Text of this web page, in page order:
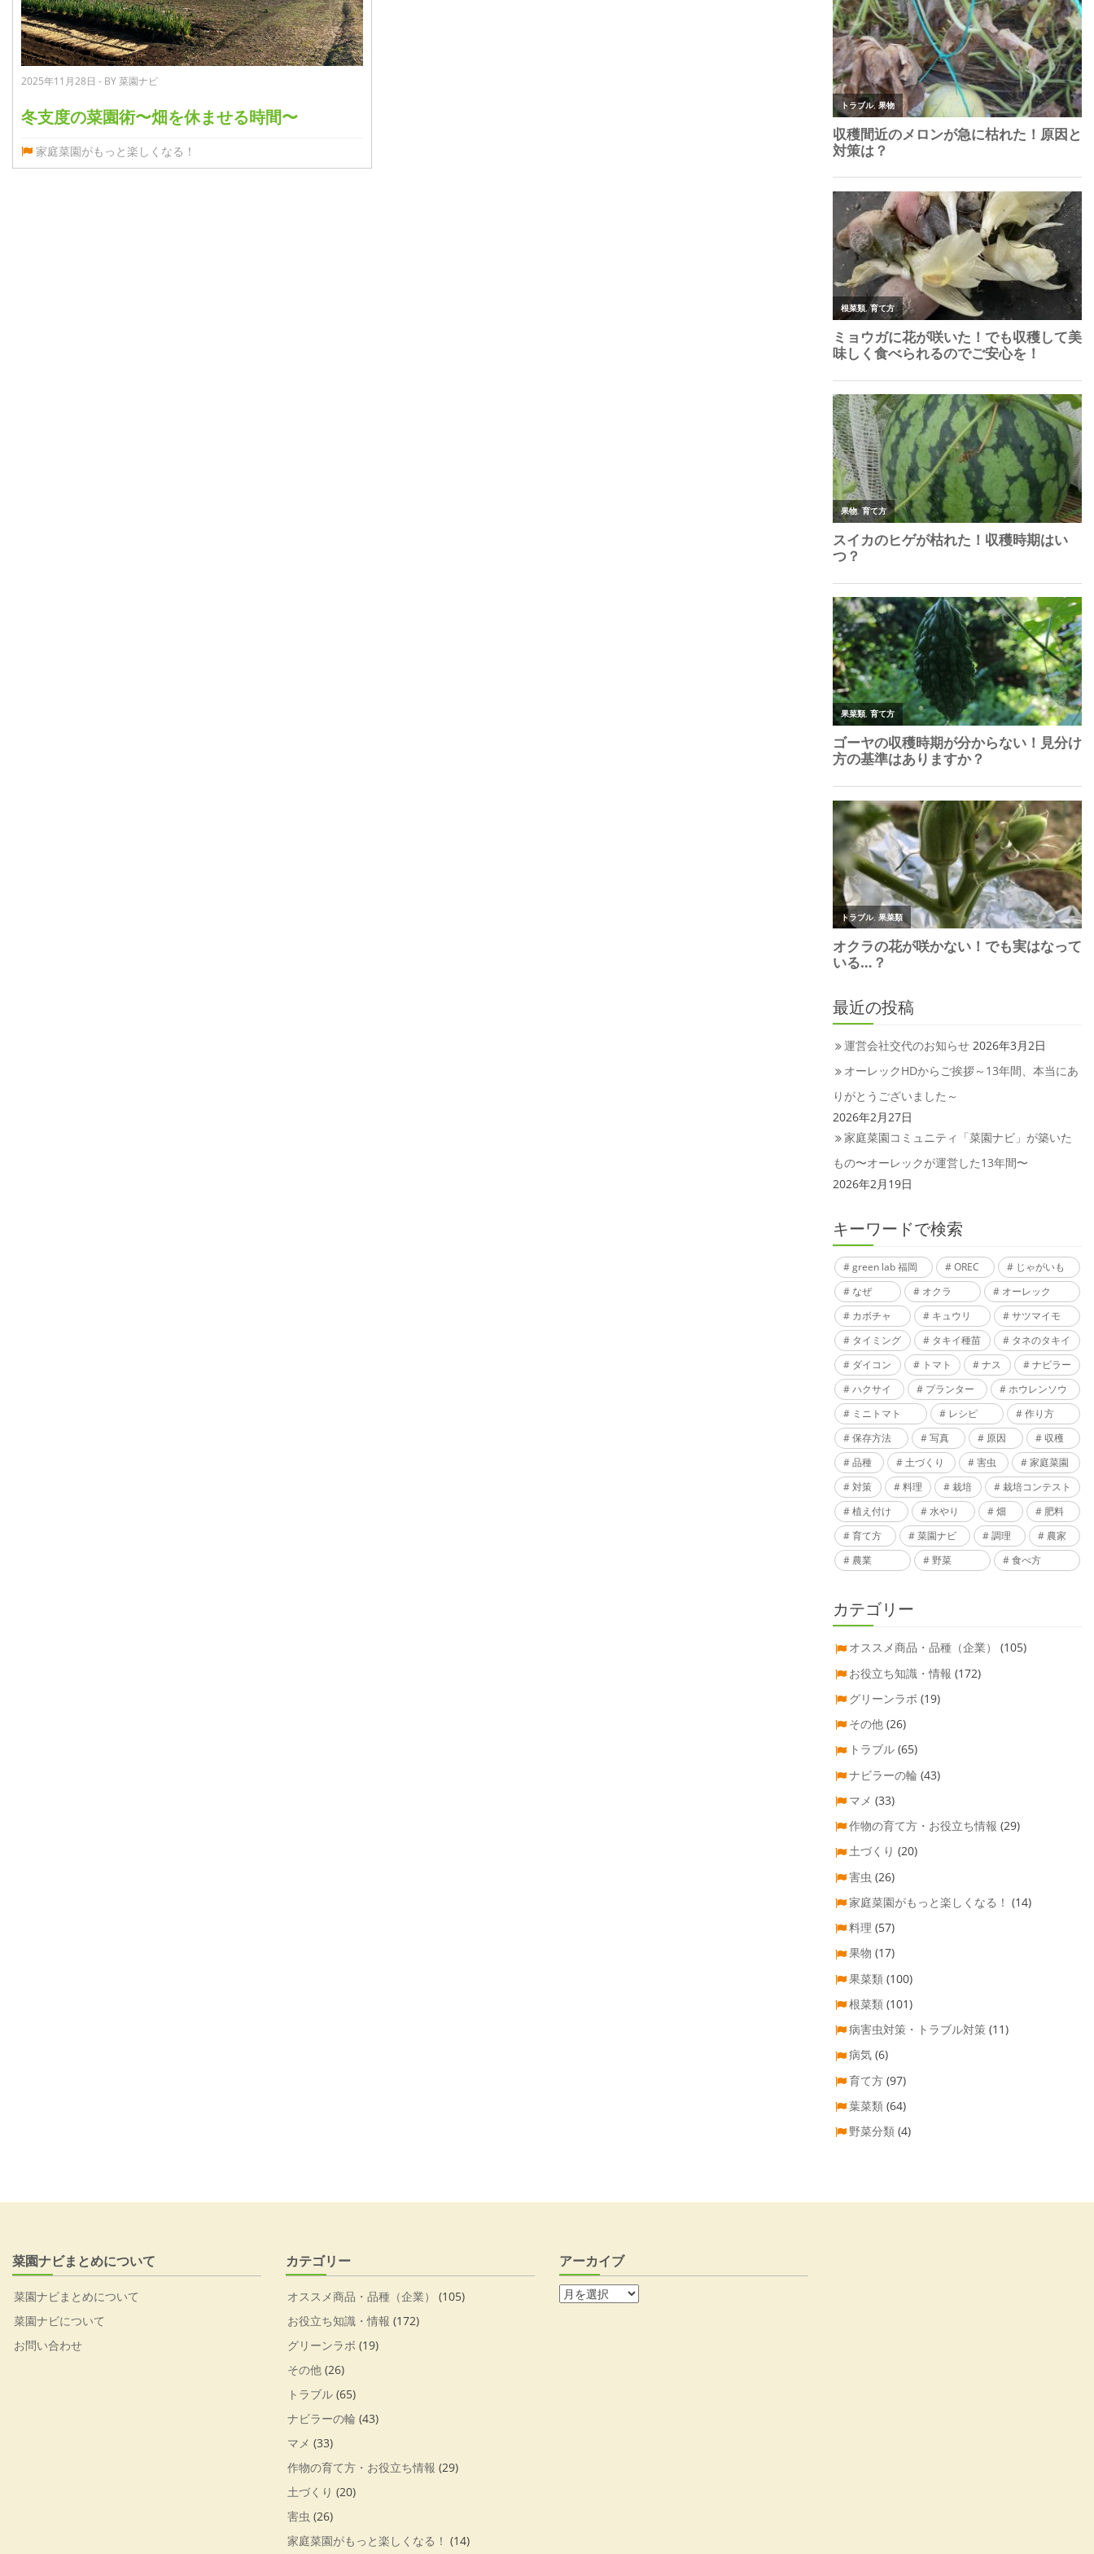
2025年11月28日 - BY 菜園ナビ
冬支度の菜園術〜畑を休ませる時間〜
家庭菜園がもっと楽しくなる！
最近の投稿
運営会社交代のお知らせ 2026年3月2日
オーレックHDからご挨拶～13年間、本当にあ
りがとうございました～
2026年2月27日
家庭菜園コミュニティ「菜園ナビ」が築いた
もの〜オーレックが運営した13年間〜
2026年2月19日
キーワードで検索
green lab 福岡 OREC
じゃがいも
なぜ
オクラ
オーレック
カボチャ
キュウリ
サツマイモ
タイミング
タキイ種苗
タネのタキイ
ダイコン
トマト ナス
ナビラー
ハクサイ
プランター
ホウレンソウ
ミニトマト
レシピ
作り方
保存方法
写真 原因
収穫
品種
土づくり 害虫
家庭菜園
対策
料理 栽培
栽培コンテスト
植え付け
水やり 畑
肥料
育て方
菜園ナビ 調理
農家
農業
野菜 食べ方
カテゴリー
オススメ商品・品種（企業）
(105)
お役立ち知識・情報 (172)
グリーンラボ (19)
その他 (26)
トラブル (65)
ナビラーの輪 (43)
マメ (33)
作物の育て方・お役立ち情報 (29)
土づくり (20)
害虫 (26)
家庭菜園がもっと楽しくなる！ (14)
料理 (57)
果物 (17)
果菜類 (100)
根菜類 (101)
病害虫対策・トラブル対策 (11)
病気 (6)
育て方 (97)
葉菜類 (64)
野菜分類 (4)
菜園ナビまとめについて
菜園ナビまとめについて
菜園ナビについて
お問い合わせ
カテゴリー
オススメ商品・品種（企業）
(105)
お役立ち知識・情報 (172)
グリーンラボ (19)
その他 (26)
トラブル (65)
ナビラーの輪 (43)
マメ (33)
作物の育て方・お役立ち情報 (29)
土づくり (20)
害虫 (26)
家庭菜園がもっと楽しくなる！ (14)
アーカイブ